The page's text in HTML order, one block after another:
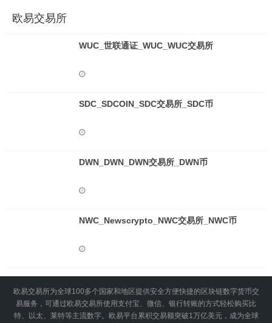
欧易交易所
WUC_世联通证_WUC_WUC交易所
SDC_SDCOIN_SDC交易所_SDC币
DWN_DWN_DWN交易所_DWN币
NWC_Newscrypto_NWC交易所_NWC币
欧易交易所为全球100多个国家和地区提供安全方便快捷的区块链数字货币交
易服务，可通过欧易交易所使用支付宝、微信、银行转账的方式轻松购买比
特、以太、莱特等主流数字。欧易平台累积交易额突破1万亿美元，成为全球